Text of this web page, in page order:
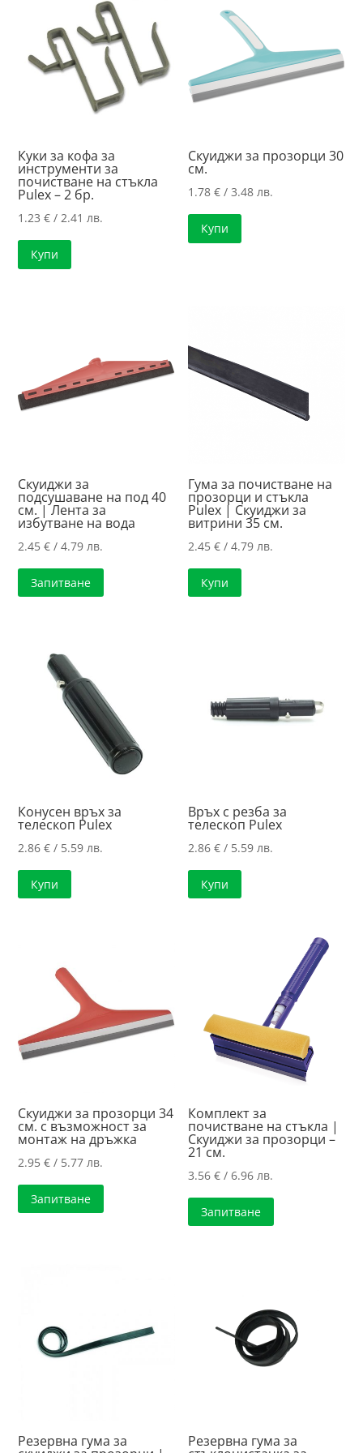
high
Куки за кофа за
инструменти за
почистване на стъкла
Pulex – 2 бр.
1.23€ / 2.41 лв.
Купи
Скуиджи за прозорци 30
см.
1.78€ / 3.48 лв.
Купи
Скуиджи за
подсушаване на под 40
см. | Лента за
избутване на вода
2.45€ / 4.79 лв.
Запитване
Гума за почистване на
прозорци и стъкла
Pulex | Скуиджи за
витрини 35 см.
2.45€ / 4.79 лв.
Купи
Конусен връх за
телескоп Pulex
2.86€ / 5.59 лв.
Купи
Връх с резба за
телескоп Pulex
2.86€ / 5.59 лв.
Купи
Скуиджи за прозорци 34
см. с възможност за
монтаж на дръжка
2.95€ / 5.77 лв.
Запитване
Комплект за
почистване на стъкла |
Скуиджи за прозорци –
21 см.
3.56€ / 6.96 лв.
Запитване
Резервна гума за Резервна гума за